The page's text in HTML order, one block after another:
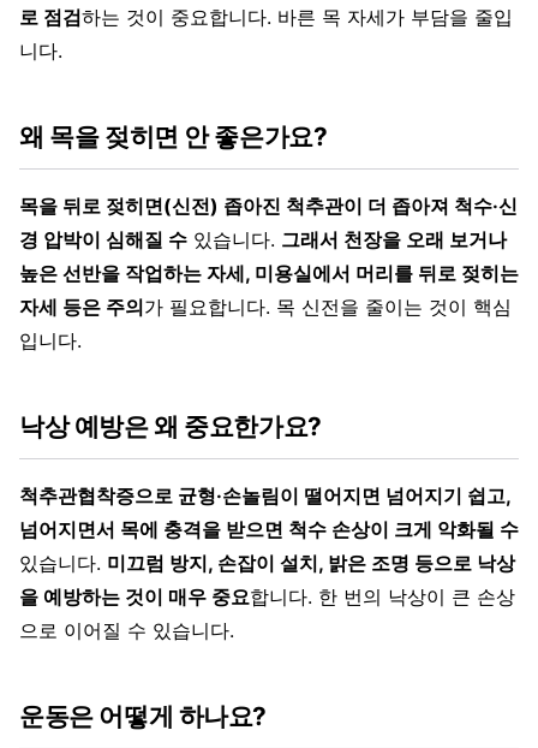
로 점검하는 것이 중요합니다. 바른 목 자세가 부담을 줄입
니다.
왜 목을 젖히면 안 좋은가요?
목을 뒤로 젖히면(신전) 좁아진 척추관이 더 좁아져 척수·신
경 압박이 심해질 수 있습니다. 그래서 천장을 오래 보거나
높은 선반을 작업하는 자세, 미용실에서 머리를 뒤로 젖히는
자세 등은 주의가 필요합니다. 목 신전을 줄이는 것이 핵심
입니다.
낙상 예방은 왜 중요한가요?
척추관협착증으로 균형·손놀림이 떨어지면 넘어지기 쉽고,
넘어지면서 목에 충격을 받으면 척수 손상이 크게 악화될 수
있습니다. 미끄럼 방지, 손잡이 설치, 밝은 조명 등으로 낙상
을 예방하는 것이 매우 중요합니다. 한 번의 낙상이 큰 손상
으로 이어질 수 있습니다.
운동은 어떻게 하나요?